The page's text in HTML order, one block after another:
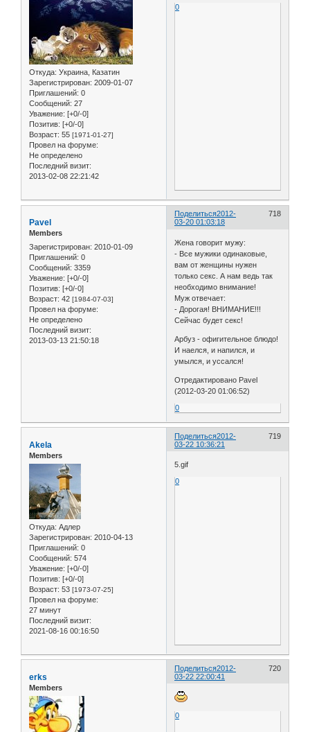
Откуда: Украина, Казатин
Зарегистрирован: 2009-01-07
Приглашений: 0
Сообщений: 27
Уважение: [+0/-0]
Позитив: [+0/-0]
Возраст: 55 [1971-01-27]
Провел на форуме:
Не определено
Последний визит:
2013-02-08 22:21:42
0
Поделиться 718
2012-
03-20 01:03:18
Pavel
Members
Зарегистрирован: 2010-01-09
Приглашений: 0
Сообщений: 3359
Уважение: [+0/-0]
Позитив: [+0/-0]
Возраст: 42 [1984-07-03]
Провел на форуме:
Не определено
Последний визит:
2013-03-13 21:50:18
Жена говорит мужу:
- Все мужики одинаковые,
вам от женщины нужен
только секс. А нам ведь так
необходимо внимание!
Муж отвечает:
- Дорогая! ВНИМАНИЕ!!!
Сейчас будет секс!
Арбуз - офигительное блюдо!
И наелся, и напился, и
умылся, и уссался!
Отредактировано Pavel
(2012-03-20 01:06:52)
0
Поделиться 719
2012-
03-22 10:36:21
Akela
Members
Откуда: Адлер
Зарегистрирован: 2010-04-13
Приглашений: 0
Сообщений: 574
Уважение: [+0/-0]
Позитив: [+0/-0]
Возраст: 53 [1973-07-25]
Провел на форуме:
27 минут
Последний визит:
2021-08-16 00:16:50
5.gif
0
Поделиться 720
2012-
03-22 22:00:41
erks
Members
0